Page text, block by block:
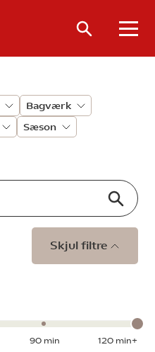
Bagværk
Sæson
Skjul filtre
90 min 120 min+